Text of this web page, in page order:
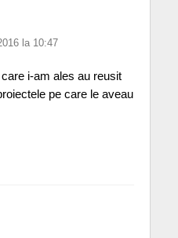
la 10:47
i-am ales au reusit
pe care le aveau